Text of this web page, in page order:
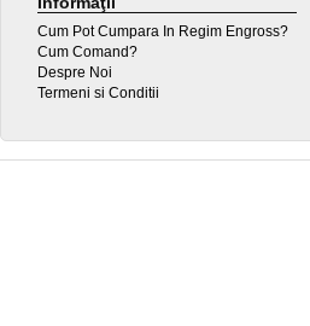
Cum Pot Cumpara In Regim Engross?
Cum Comand?
Despre Noi
Termeni si Conditii